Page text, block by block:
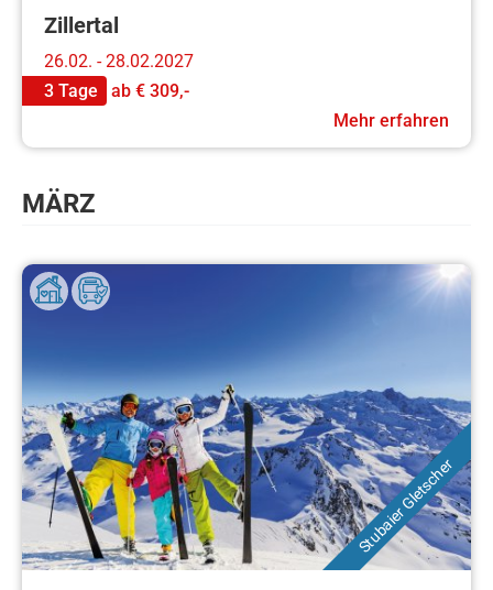
Zillertal
26.02. - 28.02.2027
3 Tage
ab € 309,-
Mehr erfahren
MÄRZ
Stubaier Gletscher